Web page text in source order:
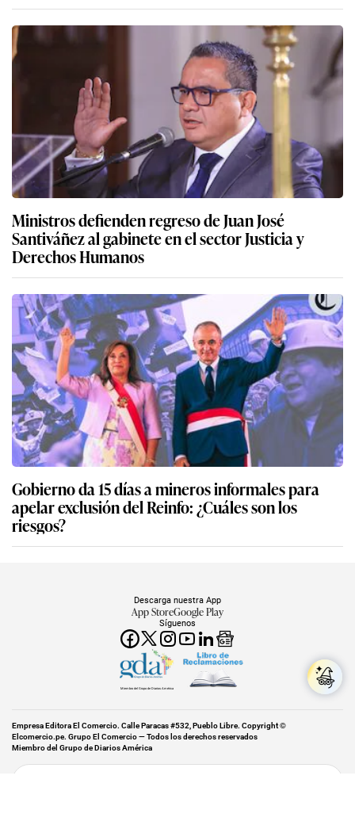
Ministros defienden regreso de Juan José
Santiváñez al gabinete en el sector Justicia y
Derechos Humanos
Gobierno da 15 días a mineros informales para
apelar exclusión del Reinfo: ¿Cuáles son los
riesgos?
Síguenos
Descarga nuestra App
App StoreGoogle Play
Miembro del Grupo de Diarios América
Empresa Editora El Comercio. Calle Paracas #532, Pueblo Libre. Copyright ©
Elcomercio.pe. Grupo El Comercio — Todos los derechos reservados
Miembro del Grupo de Diarios América